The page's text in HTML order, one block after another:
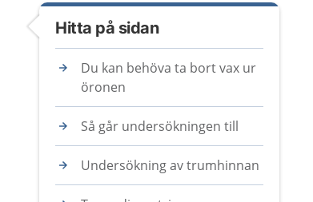
Hitta på sidan
Du kan behöva ta bort vax ur
öronen
Så går undersökningen till
Undersökning av trumhinnan